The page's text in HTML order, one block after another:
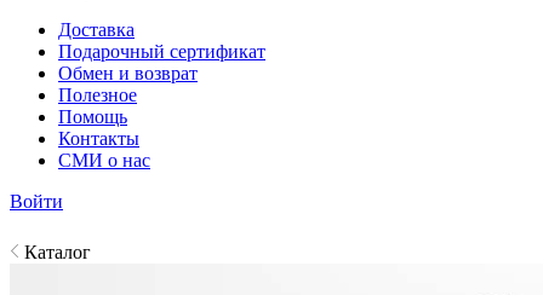
Доставка
Подарочный сертификат
Обмен и возврат
Полезное
Помощь
Контакты
СМИ о нас
Войти
Каталог